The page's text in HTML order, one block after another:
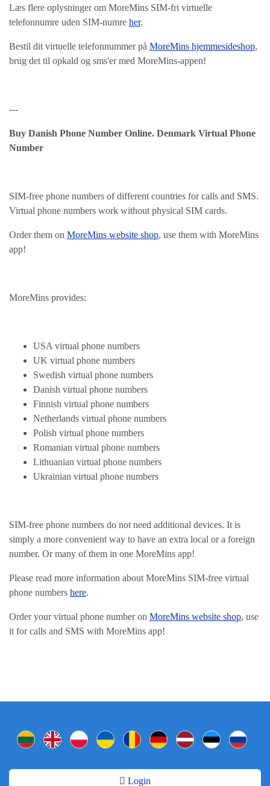
Læs flere oplysninger om MoreMins SIM-fri virtuelle
telefonnumre uden SIM-numre her.
Bestil dit virtuelle telefonnummer på MoreMins hjemmesideshop,
brug det til opkald og sms'er med MoreMins-appen!
---
Buy Danish Phone Number Online. Denmark Virtual Phone
Number
SIM-free phone numbers of different countries for calls and SMS.
Virtual phone numbers work without physical SIM cards.
Order them on MoreMins website shop, use them with MoreMins
app!
MoreMins provides:
USA virtual phone numbers
UK virtual phone numbers
Swedish virtual phone numbers
Danish virtual phone numbers
Finnish virtual phone numbers
Netherlands virtual phone numbers
Polish virtual phone numbers
Romanian virtual phone numbers
Lithuanian virtual phone numbers
Ukrainian virtual phone numbers
SIM-free phone numbers do not need additional devices. It is
simply a more convenient way to have an extra local or a foreign
number. Or many of them in one MoreMins app!
Please read more information about MoreMins SIM-free virtual
phone numbers here.
Order your virtual phone number on MoreMins website shop, use
it for calls and SMS with MoreMins app!
Login